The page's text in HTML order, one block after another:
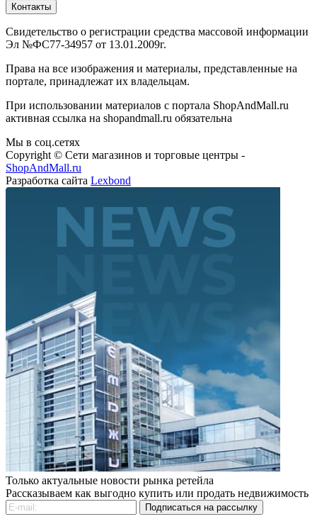
Контакты
Свидетельство о регистрации средства массовой информации
Эл №ФС77-34957 от 13.01.2009г.
Права на все изображения и материалы, представленные на
портале, принадлежат их владельцам.
При использовании материалов с портала ShopAndMall.ru
активная ссылка на shopandmall.ru обязательна
Мы в соц.сетях
Copyright © Сети магазинов и торговые центры -
ShopAndMall.ru
Разработка сайта Lexbond
Только актуальные новости рынка ретейла
Рассказываем как выгодно купить или продать недвижимость